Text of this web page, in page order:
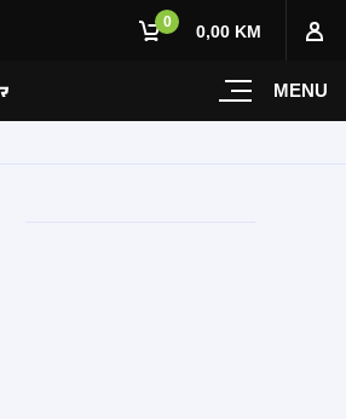
MENU
0 0,00 KM